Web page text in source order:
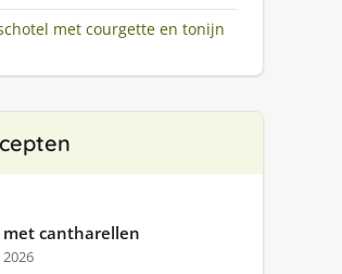
met courgette en tonijn
cantharellen